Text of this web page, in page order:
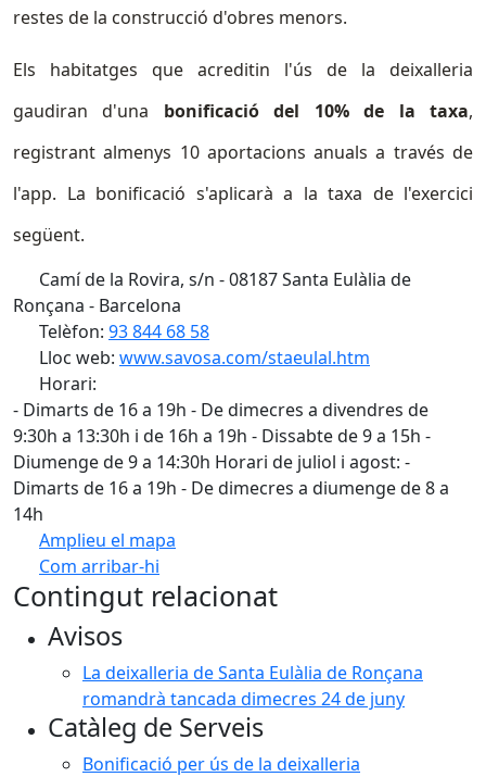
restes de la construcció d'obres menors.
Els habitatges que acreditin l'ús de la deixalleria
gaudiran d'una
bonificació del 10% de la taxa,
registrant almenys 10 aportacions anuals a través de
l'app. La bonificació s'aplicarà a la taxa de l'exercici
següent.
Camí de la Rovira, s/n - 08187 Santa Eulàlia de
Ronçana - Barcelona
Telèfon: 93 844 68 58
Lloc web: www.savosa.com/staeulal.htm
Horari:
- Dimarts de 16 a 19h - De dimecres a divendres de
9:30h a 13:30h i de 16h a 19h - Dissabte de 9 a 15h -
Diumenge de 9 a 14:30h Horari de juliol i agost: -
Dimarts de 16 a 19h - De dimecres a diumenge de 8 a
14h
Amplieu el mapa
Com arribar-hi
+
−
Contingut relacionat
Avisos
La deixalleria de Santa Eulàlia de Ronçana
romandrà tancada dimecres 24 de juny
Catàleg de Serveis
Bonificació per ús de la deixalleria